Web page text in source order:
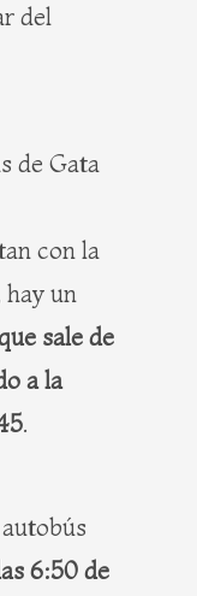
del
de Gata
con la
un
sale de
a la
.
6:50 de